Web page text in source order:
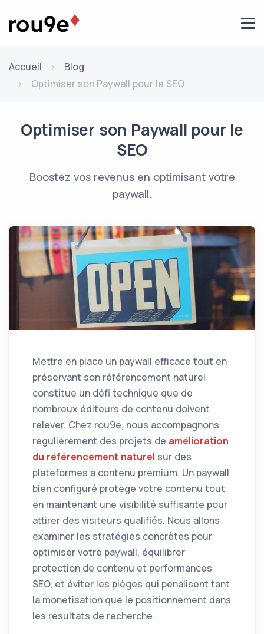
Accueil
Blog
Optimiser son Paywall pour le SEO
Optimiser son Paywall pour le
SEO
Boostez vos revenus en optimisant votre
paywall.
Mettre en place un paywall efficace tout en
préservant son référencement naturel
constitue un défi technique que de
nombreux éditeurs de contenu doivent
relever. Chez rou9e, nous accompagnons
régulièrement des projets de amélioration
du référencement naturel sur des
plateformes à contenu premium. Un paywall
bien configuré protège votre contenu tout
en maintenant une visibilité suffisante pour
attirer des visiteurs qualifiés. Nous allons
examiner les stratégies concrètes pour
optimiser votre paywall, équilibrer
protection de contenu et performances
SEO, et éviter les pièges qui pénalisent tant
la monétisation que le positionnement dans
les résultats de recherche.